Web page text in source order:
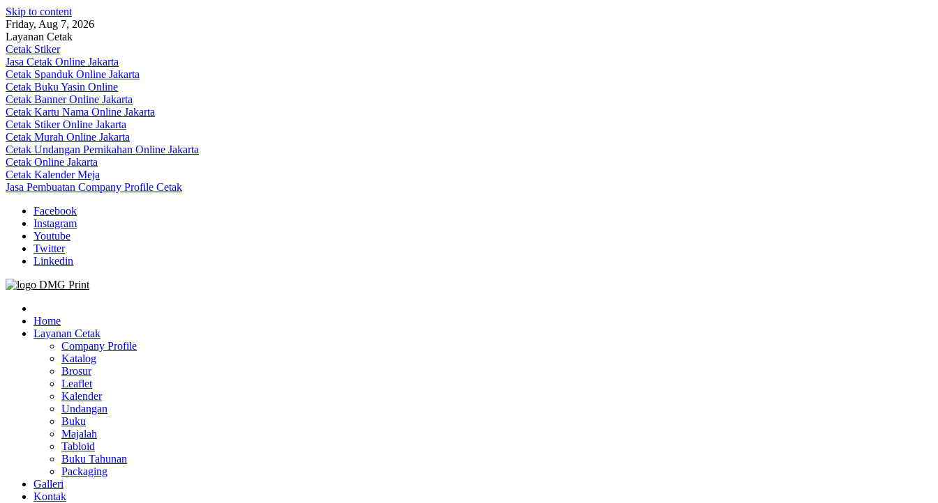
Skip to content
Friday, Aug 7, 2026
Layanan Cetak
Cetak Stiker
Jasa Cetak Online Jakarta
Cetak Spanduk Online Jakarta
Cetak Buku Yasin Online
Cetak Banner Online Jakarta
Cetak Kartu Nama Online Jakarta
Cetak Stiker Online Jakarta
Cetak Murah Online Jakarta
Cetak Undangan Pernikahan Online Jakarta
Cetak Online Jakarta
Cetak Kalender Meja
Jasa Pembuatan Company Profile Cetak
Facebook
Instagram
Youtube
Twitter
Linkedin
Jasa Cetak Online DMG Printing
Home
Layanan Cetak
Company Profile
Katalog
Brosur
Leaflet
Kalender
Undangan
Buku
Majalah
Tabloid
Buku Tahunan
Packaging
Galleri
Kontak